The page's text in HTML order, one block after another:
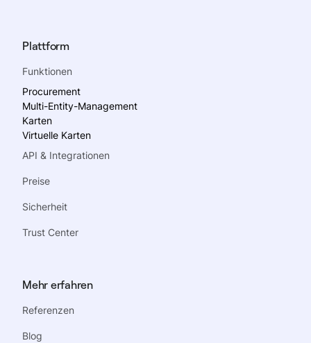
Plattform
Funktionen
Procurement
Multi-Entity-Management
Karten
Virtuelle Karten
API & Integrationen
Preise
Sicherheit
Trust Center
Mehr erfahren
Referenzen
Blog